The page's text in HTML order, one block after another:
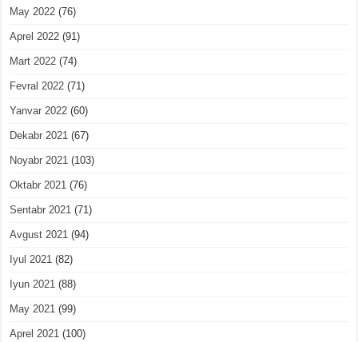
May 2022 (76)
Aprel 2022 (91)
Mart 2022 (74)
Fevral 2022 (71)
Yanvar 2022 (60)
Dekabr 2021 (67)
Noyabr 2021 (103)
Oktabr 2021 (76)
Sentabr 2021 (71)
Avgust 2021 (94)
Iyul 2021 (82)
Iyun 2021 (88)
May 2021 (99)
Aprel 2021 (100)